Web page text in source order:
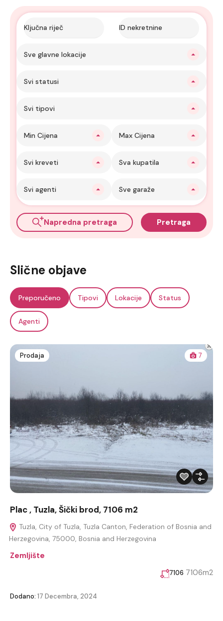
Sve glavne lokacije
Svi statusi
Svi tipovi
Min Cijena Max Cijena
Svi kreveti Sva kupatila
Svi agenti Sve garaže
Napredna pretraga Pretraga
Slične objave
Preporučeno Tipovi Lokacije Status
Agenti
Prodaja 7
Plac , Tuzla, Šički brod, 7106 m2
Tuzla, City of Tuzla, Tuzla Canton, Federation of Bosnia and
Herzegovina, 75000, Bosnia and Herzegovina
Zemljište
7106 7106m2
Dodano: 17 Decembra, 2024